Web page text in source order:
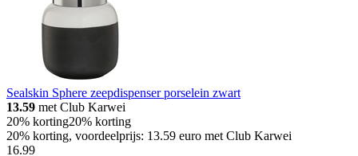
Sealskin Sphere zeepdispenser porselein zwart
13.59 met Club Karwei
20% korting20% korting
20% korting, voordeelprijs: 13.59 euro met Club Karwei
16.99